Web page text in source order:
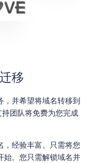
移
，并希望将域名转移到
团队将免费为您完成
，经验丰富。只需将您
始。您只需解锁域名并